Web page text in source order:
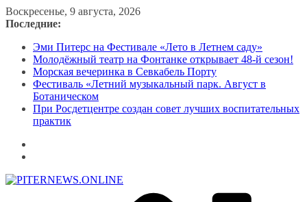
Перейти
к
Воскресенье, 9 августа, 2026
Последние:
Эми Питерс на Фестивале «Лето в Летнем саду»
Молодёжный театр на Фонтанке открывает 48-й сезон!
Морская вечеринка в Севкабель Порту
Фестиваль «Летний музыкальный парк. Август в
Ботаническом
При Росдетцентре создан совет лучших воспитательных
практик